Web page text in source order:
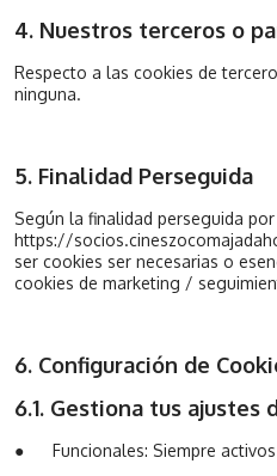
4. Nuestros terceros o
Respecto a las cookies de
ninguna.
5. Finalidad Perseguida
Según la finalidad perseguida por
https://
ser cookies ser necesarias o
cookies de marketing /
6. Configuración de
6.1. Gestiona tus
● Funcionales: Siempre activos